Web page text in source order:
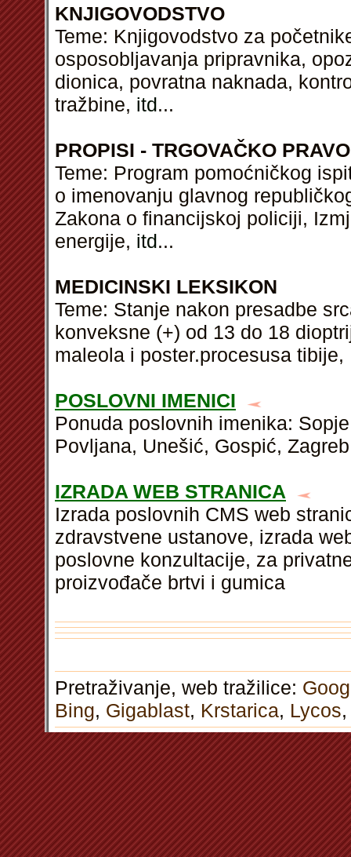
KNJIGOVODSTVO
Teme: Knjigovodstvo za
osposobljavanja pripravnika,
dionica, povratna naknada,
tražbine, itd...
PROPISI - TRGOVAČKO PRAVO
Teme: Program pomoćničkog
o imenovanju glavnog
Zakona o financijskoj policiji,
energije, itd...
MEDICINSKI LEKSIKON
Teme: Stanje nakon presadbe
konveksne (+) od 13 do 18
maleola i poster.procesusa
POSLOVNI IMENICI
Ponuda poslovnih imenika:
Povljana, Unešić, Gospić,
IZRADA WEB STRANICA
Izrada poslovnih CMS web
zdravstvene ustanove, izrada
poslovne konzultacije, za
proizvođače brtvi i gumica
Pretraživanje, web tražilice:
Bing, Gigablast, Krstarica, Lycos